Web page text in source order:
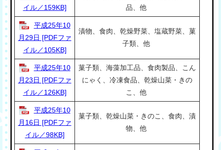
イル／159KB]
品、他
平成25年10
月29日 [PDFファ
イル／105KB]
漬物、食肉、乾燥野菜、塩蔵野菜、菓
子類、他
平成25年10
月23日 [PDFファ
イル／126KB]
菓子類、海藻加工品、食肉製品、こん
にゃく、冷凍食品、乾燥山菜・きの
こ、他
平成25年10
月16日 [PDFファ
イル／98KB]
菓子類、乾燥山菜・きのこ、食肉、漬
物、他